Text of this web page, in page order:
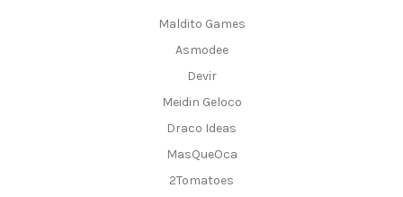
Maldito Games
Asmodee
Devir
Meidin Geloco
Draco Ideas
MasQueOca
2Tomatoes